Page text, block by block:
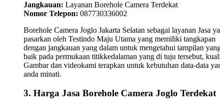
Jangkauan: Layanan Borehole Camera Terdekat
Nomor Telepon: 087730336002
Borehole Camera Joglo Jakarta Selatan sebagai layanan Jasa
pasarkan oleh Testindo Maju Utama yang memiliki tangkapan
dengan jangkauan yang dalam untuk mengetahui tampilan
baik pada permukaan titikkedalaman yang di tuju tersebut,
Gambar dan videokami terapkan untuk kebutuhan data-data
anda minati.
3. Harga Jasa Borehole Camera Joglo Terdekat